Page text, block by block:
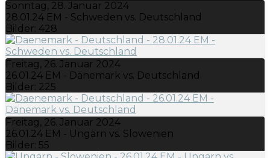
Sonntag, 28. Januar 2024
28.01.24 EM - Schweden vs. Deutschland
Bilder: 428
Freitag, 26. Januar 2024
26.01.24 EM - Dänemark vs. Deutschland
Bilder: 225
Freitag, 26. Januar 2024
26.01.24 EM - Ungarn vs. Slowenien
Bilder: 55